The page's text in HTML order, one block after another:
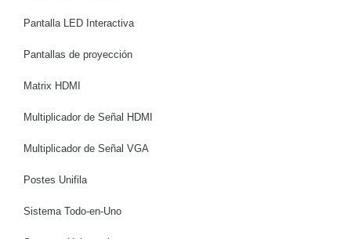
Pantalla LED Interactiva
Pantallas de proyección
Matrix HDMI
Multiplicador de Señal HDMI
Multiplicador de Señal VGA
Postes Unifila
Sistema Todo-en-Uno